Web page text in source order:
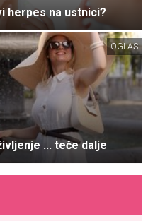
herpes na ustnici?
OGLAS
... teče dalje